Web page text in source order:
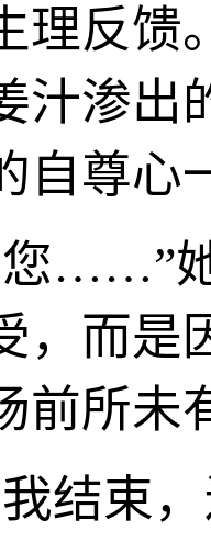
理反馈
汁渗出
自尊心
……”她
，而是
前所未
结束